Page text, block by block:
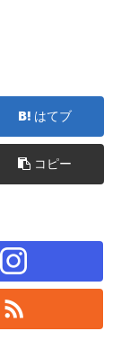
はてブ
コピー